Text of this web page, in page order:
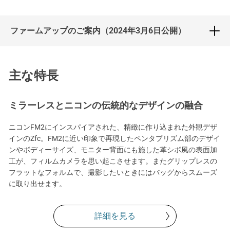
ファームアップのご案内（2024年3月6日公開）
主な特長
ミラーレスとニコンの伝統的なデザインの融合
ニコンFM2にインスパイアされた、精緻に作り込まれた外観デザ
インのZfc。FM2に近い印象で再現したペンタプリズム部のデザイ
ンやボディーサイズ、モニター背面にも施した革シボ風の表面加
工が、フィルムカメラを思い起こさせます。またグリップレスの
フラットなフォルムで、撮影したいときにはバッグからスムーズ
に取り出せます。
詳細を見る